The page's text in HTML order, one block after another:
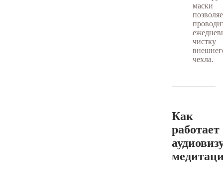
маски
чистку
чехла.
Как
работает